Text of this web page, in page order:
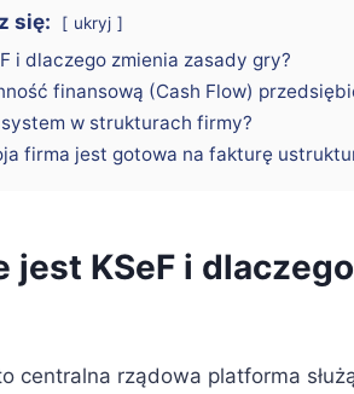
się: ukryj
i dlaczego zmienia zasady gry?
finansową (Cash Flow)
w strukturach firmy?
firma jest gotowa na fakturę
jest KSeF i
centralna rządowa platforma